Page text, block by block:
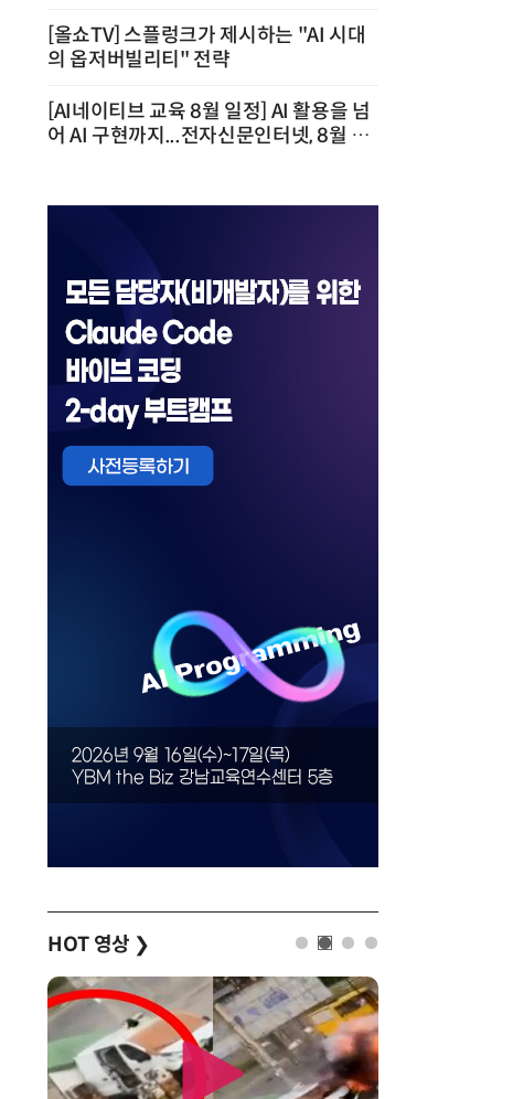
[올쇼TV] 스플렁크가 제시하는 "AI 시대
의 옵저버빌리티" 전략
[AI네이티브 교육 8월 일정] AI 활용을 넘
어 AI 구현까지...전자신문인터넷, 8월 실
HOT 영상 ❯